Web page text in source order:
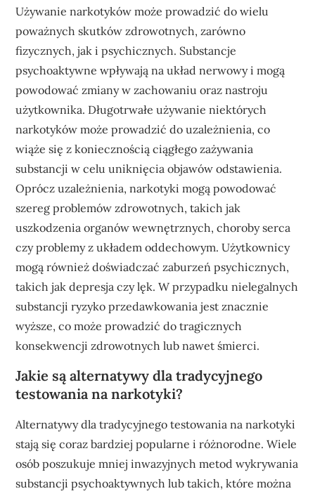
Używanie narkotyków może prowadzić do wielu
poważnych skutków zdrowotnych, zarówno
fizycznych, jak i psychicznych. Substancje
psychoaktywne wpływają na układ nerwowy i mogą
powodować zmiany w zachowaniu oraz nastroju
użytkownika. Długotrwałe używanie niektórych
narkotyków może prowadzić do uzależnienia, co
wiąże się z koniecznością ciągłego zażywania
substancji w celu uniknięcia objawów odstawienia.
Oprócz uzależnienia, narkotyki mogą powodować
szereg problemów zdrowotnych, takich jak
uszkodzenia organów wewnętrznych, choroby serca
czy problemy z układem oddechowym. Użytkownicy
mogą również doświadczać zaburzeń psychicznych,
takich jak depresja czy lęk. W przypadku nielegalnych
substancji ryzyko przedawkowania jest znacznie
wyższe, co może prowadzić do tragicznych
konsekwencji zdrowotnych lub nawet śmierci.
Jakie są alternatywy dla tradycyjnego
testowania na narkotyki?
Alternatywy dla tradycyjnego testowania na narkotyki
stają się coraz bardziej popularne i różnorodne. Wiele
osób poszukuje mniej inwazyjnych metod wykrywania
substancji psychoaktywnych lub takich, które można